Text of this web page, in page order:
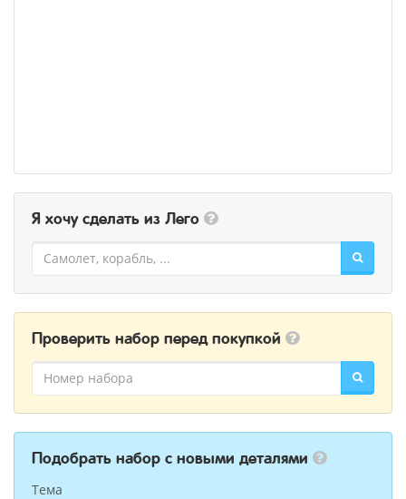
Я хочу сделать из Лего
Проверить набор перед покупкой
Подобрать набор с новыми деталями
Тема